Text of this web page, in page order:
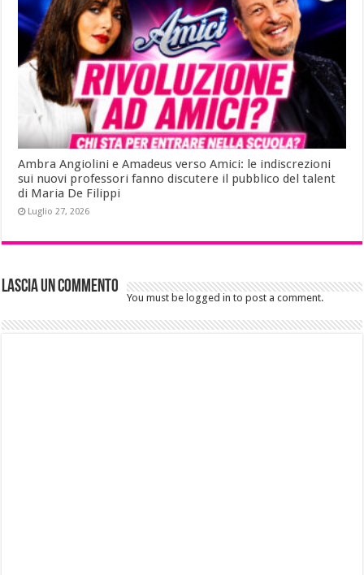
Ambra Angiolini e Amadeus verso Amici: le indiscrezioni
sui nuovi professori fanno discutere il pubblico del talent
di Maria De Filippi
Luglio 27, 2026
Lascia un commento
You must be logged in to post a comment.